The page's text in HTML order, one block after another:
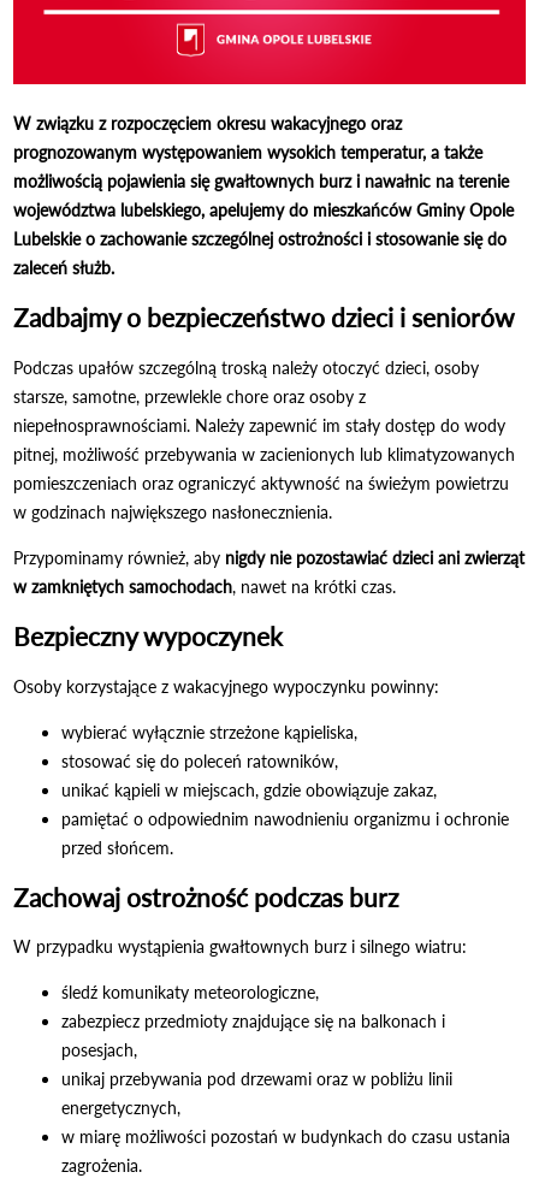
W związku z rozpoczęciem okresu wakacyjnego oraz
prognozowanym występowaniem wysokich temperatur, a także
możliwością pojawienia się gwałtownych burz i nawałnic na terenie
województwa lubelskiego, apelujemy do mieszkańców Gminy Opole
Lubelskie o zachowanie szczególnej ostrożności i stosowanie się do
zaleceń służb.
Zadbajmy o bezpieczeństwo dzieci i seniorów
Podczas upałów szczególną troską należy otoczyć dzieci, osoby
starsze, samotne, przewlekle chore oraz osoby z
niepełnosprawnościami. Należy zapewnić im stały dostęp do wody
pitnej, możliwość przebywania w zacienionych lub klimatyzowanych
pomieszczeniach oraz ograniczyć aktywność na świeżym powietrzu
w godzinach największego nasłonecznienia.
Przypominamy również, aby nigdy nie pozostawiać dzieci ani zwierząt
w zamkniętych samochodach, nawet na krótki czas.
Bezpieczny wypoczynek
Osoby korzystające z wakacyjnego wypoczynku powinny:
wybierać wyłącznie strzeżone kąpieliska,
stosować się do poleceń ratowników,
unikać kąpieli w miejscach, gdzie obowiązuje zakaz,
pamiętać o odpowiednim nawodnieniu organizmu i ochronie
przed słońcem.
Zachowaj ostrożność podczas burz
W przypadku wystąpienia gwałtownych burz i silnego wiatru:
śledź komunikaty meteorologiczne,
zabezpiecz przedmioty znajdujące się na balkonach i
posesjach,
unikaj przebywania pod drzewami oraz w pobliżu linii
energetycznych,
w miarę możliwości pozostań w budynkach do czasu ustania
zagrożenia.